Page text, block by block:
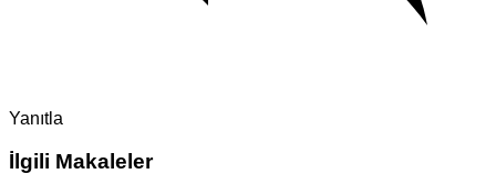
Yanıtla
İlgili Makaleler